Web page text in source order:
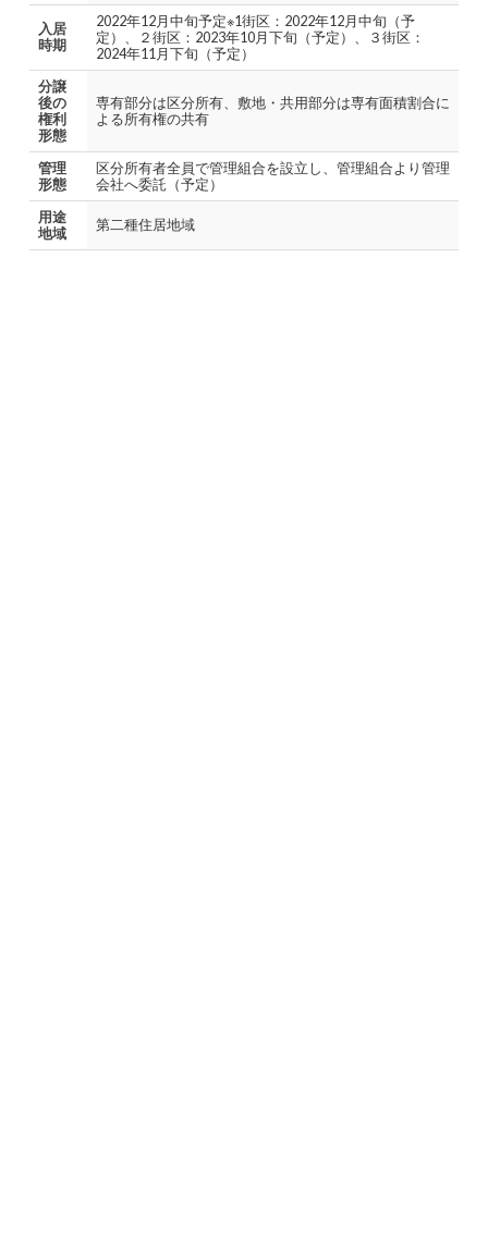
入居
時期
2022年12月中旬予定※1街区：2022年12月中旬（予
定）、２街区：2023年10月下旬（予定）、３街区：
2024年11月下旬（予定）
分譲
後の
権利
形態
専有部分は区分所有、敷地・共用部分は専有面積割合に
よる所有権の共有
管理
形態
区分所有者全員で管理組合を設立し、管理組合より管理
会社へ委託（予定）
用途
地域
第二種住居地域